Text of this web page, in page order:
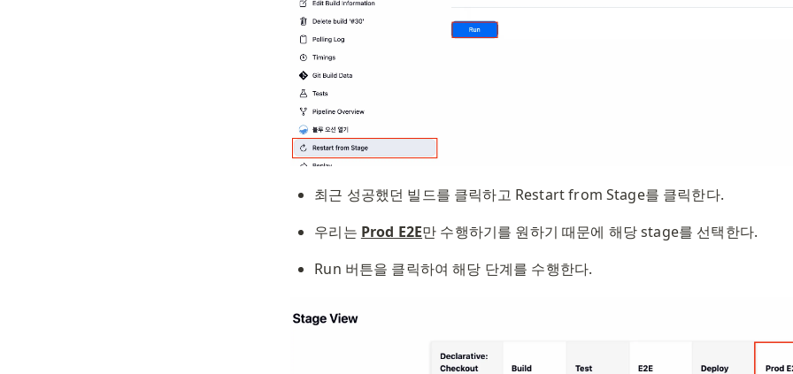
최근 성공했던 빌드를 클릭하고 Restart from Stage를 클릭한다.
우리는 Prod E2E만 수행하기를 원하기 때문에 해당 stage를 선택한다.
Run 버튼을 클릭하여 해당 단계를 수행한다.